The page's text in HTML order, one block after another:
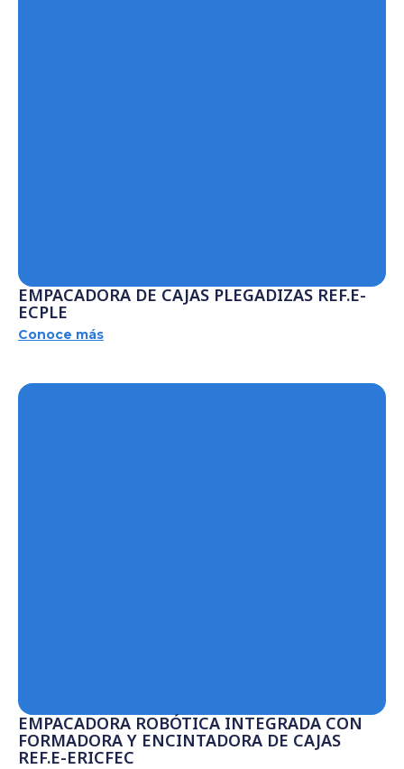
EMPACADORA DE CAJAS PLEGADIZAS REF.E-
ECPLE
Conoce más
EMPACADORA ROBÓTICA INTEGRADA CON
FORMADORA Y ENCINTADORA DE CAJAS
REF.E-ERICFEC